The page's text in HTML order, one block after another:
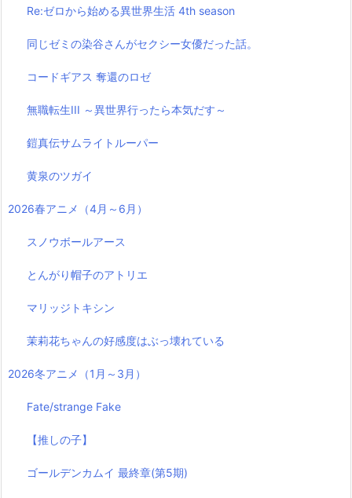
Re:ゼロから始める異世界生活 4th season
同じゼミの染谷さんがセクシー女優だった話。
コードギアス 奪還のロゼ
無職転生III ～異世界行ったら本気だす～
鎧真伝サムライトルーパー
黄泉のツガイ
2026春アニメ（4月～6月）
スノウボールアース
とんがり帽子のアトリエ
マリッジトキシン
茉莉花ちゃんの好感度はぶっ壊れている
2026冬アニメ（1月～3月）
Fate/strange Fake
【推しの子】
ゴールデンカムイ 最終章(第5期)